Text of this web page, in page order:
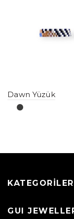
Dawn Yüzük
KATEGORILER
GUI